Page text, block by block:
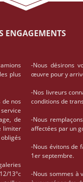
ENGAGEMENTS
plus
de nos
de
limiter
13°c
-Nous désirons
œuvre pour y
-Nos livreurs
conditions de
-Nous
affectées par un
-Nous évitons de
1er septembre.
-Nous sommes à